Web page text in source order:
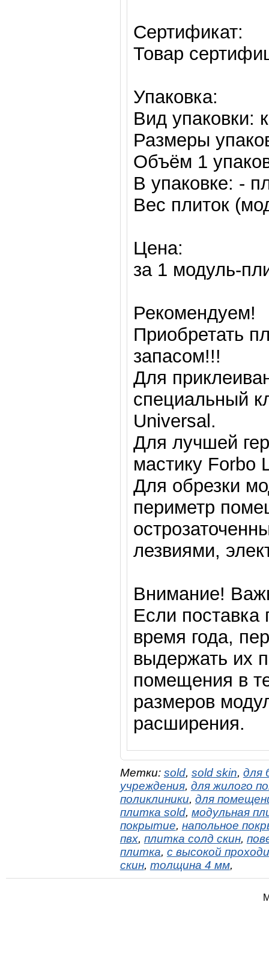
Сертификат:
Товар
Упаковка:
Вид упаковки:
Размеры
Объём 1
В упаковке: -
Вес плиток
Цена:
за 1 модуль-
Рекомендуем!
Приобретать
запасом!!!
Для
специальный
Universal.
Для лучшей
мастику Forbo
Для обрезки
периметр
лезвиями,
Внимание!
Если поставка
время года,
выдержать их
помещения в
размеров
расширения.
Метки: sold, sold skin, для
учреждения, для жилого
поликлиники, для
плитка sold, модульная
покрытие, напольное
пвх, плитка солд скин,
плитка, с высокой
скин, толщина 4 мм,